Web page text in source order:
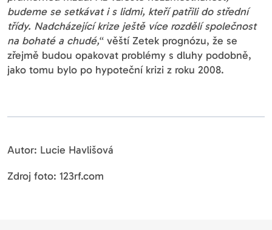
budeme se setkávat i s lidmi, kteří patřili do střední
třídy. Nadcházející krize ještě více rozdělí společnost
na bohaté a chudé,“ věští Zetek prognózu, že se
zřejmě budou opakovat problémy s dluhy podobně,
jako tomu bylo po hypoteční krizi z roku 2008.
Autor: Lucie Havlišová
Zdroj foto: 123rf.com